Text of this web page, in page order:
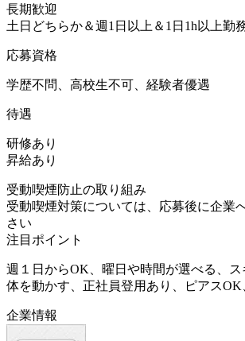
長期歓迎
土日どちらか＆週1日以上＆1日1h以上勤
応募資格
学歴不問、高校生不可、経験者優遇
待遇
研修あり
昇給あり
受動喫煙防止の取り組み
受動喫煙対策については、応募後に企業
さい
注目ポイント
週１日からOK、曜日や時間が選べる、ス
体を動かす、正社員登用あり、ピアス
企業情報